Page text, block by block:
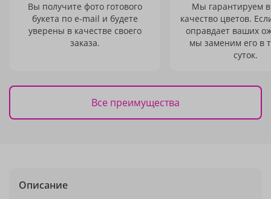
Вы получите фото готового
букета по e-mail и будете
уверены в качестве своего
заказа.
Мы гарантируем
качество цветов.
оправдает ваших
мы заменим его в
суток.
Все преимущества
Описание